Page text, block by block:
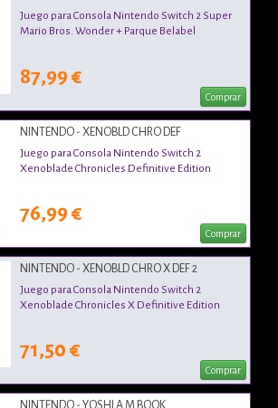
Juego para Consola Nintendo Switch 2 Super
Mario Bros. Wonder + Parque Belabel
87,99 €
Comprar
NINTENDO - XENOBLD CHRO DEF
Juego para Consola Nintendo Switch 2
Xenoblade Chronicles Definitive Edition
76,99 €
Comprar
NINTENDO - XENOBLD CHRO X DEF 2
Juego para Consola Nintendo Switch 2
Xenoblade Chronicles X Definitive Edition
71,50 €
Comprar